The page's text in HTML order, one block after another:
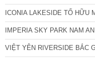
ICONIA LAKESIDE TỐ HỮU
IMPERIA SKY PARK NAM
VIỆT YÊN RIVERSIDE BẮC